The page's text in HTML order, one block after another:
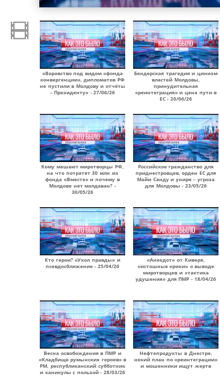
«Воровство под видом «фонда
конвергенции», дипломатов РФ
не пустили в Молдову и отчёты
– Президенту» - 27/06/26
Бендерская трагедия и цинизм
властей Молдовы,
принудительная
«реинтеграция» и цена пути в
ЕС - 20/06/26
Кому мешают миротворцы РФ,
на что потратят 30 млн из
фонда «Вместе» и почему в
Молдове нет молдаван? -
30/05/26
Российское гражданство для
приднестровцев, орден ЕС для
Майи Санду и униря – угроза
для Молдовы - 23/05/26
Кто герои? «Укол правды» и
псевдосближение - 25/04/26
«Анекдот» от Киверя,
«истошные крики» о выводе
миротворцев и «тактика
удушения» для ПМР - 18/04/26
Весна освобождения в ПМР и
«Кладбище румынских героев» в
РМ, республиканский субботник
и каникулы с пользой - 28/03/26
Нефтепродукты в Днестре,
некий план по «реинтеграции»
и мошенники ищут жертв